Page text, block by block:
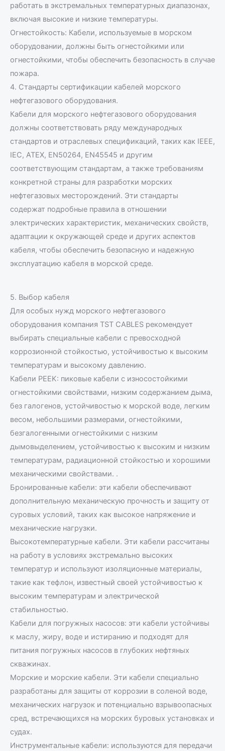
работать в экстремальных температурных диапазонах,
включая высокие и низкие температуры.
Огнестойкость: Кабели, используемые в морском
оборудовании, должны быть огнестойкими или
огнестойкими, чтобы обеспечить безопасность в случае
пожара.
4. Стандарты сертификации кабелей морского
нефтегазового оборудования.
Кабели для морского нефтегазового оборудования
должны соответствовать ряду международных
стандартов и отраслевых спецификаций, таких как IEEE,
IEC, ATEX, EN50264, EN45545 и другим
соответствующим стандартам, а также требованиям
конкретной страны для разработки морских
нефтегазовых месторождений. Эти стандарты
содержат подробные правила в отношении
электрических характеристик, механических свойств,
адаптации к окружающей среде и других аспектов
кабеля, чтобы обеспечить безопасную и надежную
эксплуатацию кабеля в морской среде.
5. Выбор кабеля
Для особых нужд морского нефтегазового
оборудования компания TST CABLES рекомендует
выбирать специальные кабели с превосходной
коррозионной стойкостью, устойчивостью к высоким
температурам и высокому давлению.
Кабели PEEK: пиковые кабели с износостойкими
огнестойкими свойствами, низким содержанием дыма,
без галогенов, устойчивостью к морской воде, легким
весом, небольшими размерами, огнестойкими,
безгалогенными огнестойкими с низким
дымовыделением, устойчивостью к высоким и низким
температурам, радиационной стойкостью и хорошими
механическими свойствами. .
Бронированные кабели: эти кабели обеспечивают
дополнительную механическую прочность и защиту от
суровых условий, таких как высокое напряжение и
механические нагрузки.
Высокотемпературные кабели. Эти кабели рассчитаны
на работу в условиях экстремально высоких
температур и используют изоляционные материалы,
такие как тефлон, известный своей устойчивостью к
высоким температурам и электрической
стабильностью.
Кабели для погружных насосов: эти кабели устойчивы
к маслу, жиру, воде и истиранию и подходят для
питания погружных насосов в глубоких нефтяных
скважинах.
Морские и морские кабели. Эти кабели специально
разработаны для защиты от коррозии в соленой воде,
механических нагрузок и потенциально взрывоопасных
сред, встречающихся на морских буровых установках и
судах.
Инструментальные кабели: используются для передачи